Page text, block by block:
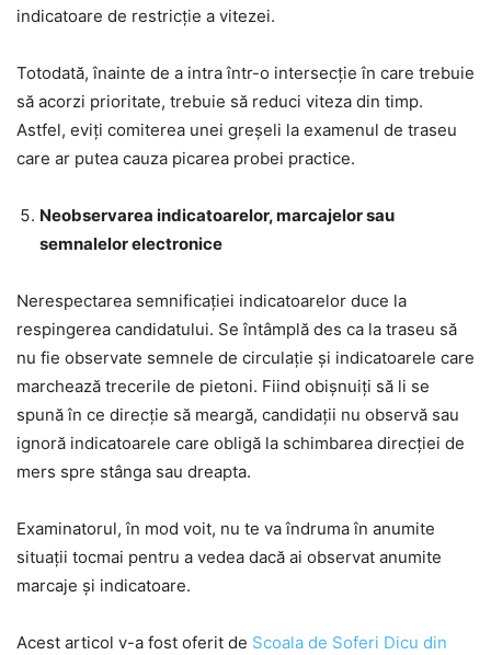
indicatoare de restricție a vitezei.
Totodată, înainte de a intra într-o intersecție în care trebuie
să acorzi prioritate, trebuie să reduci viteza din timp.
Astfel, eviți comiterea unei greșeli la examenul de traseu
care ar putea cauza picarea probei practice.
Neobservarea indicatoarelor, marcajelor sau
semnalelor electronice
Nerespectarea semnificației indicatoarelor duce la
respingerea candidatului. Se întâmplă des ca la traseu să
nu fie observate semnele de circulație și indicatoarele care
marchează trecerile de pietoni. Fiind obișnuiți să li se
spună în ce direcție să meargă, candidații nu observă sau
ignoră indicatoarele care obligă la schimbarea direcției de
mers spre stânga sau dreapta.
Examinatorul, în mod voit, nu te va îndruma în anumite
situații tocmai pentru a vedea dacă ai observat anumite
marcaje și indicatoare.
Acest articol v-a fost oferit de Scoala de Soferi Dicu din